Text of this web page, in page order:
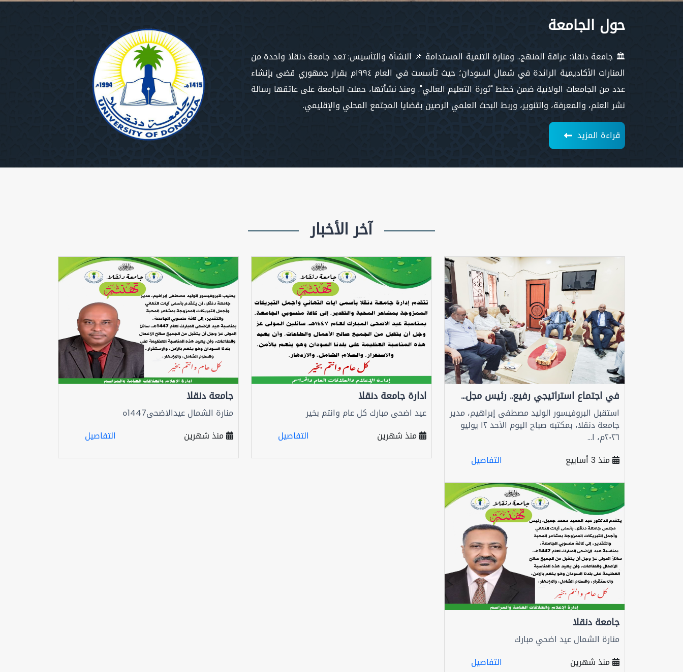
حول الجامعة
🏛️ جامعة دنقلا: عراقة المنهج.. ومنارة التنمية المستدامة 📌 النشأة والتأسيس: تعد جامعة دنقلا واحدة من
المنارات الأكاديمية الرائدة في شمال السودان؛ حيث تأسست في العام ١٩٩٤م بقرار جمهوري قضى بإنشاء
عدد من الجامعات الولائية ضمن خطط "ثورة التعليم العالي". ومنذ نشأتها، حملت الجامعة على عاتقها رسالة
نشر العلم، والمعرفة، والتنوير، وربط البحث العلمي الرصين بقضايا المجتمع المحلي والإقليمي.
قراءة المزيد
آخر الأخبار
في اجتماع استراتيجي رفيع.. رئيس مجل...
استقبل البروفيسور الوليد مصطفى إبراهيم، مدير
جامعة دنقلا، بمكتبه صباح اليوم الأحد ١٢ يوليو
٢٠٢٦م، ا...
منذ 3 أسابيع
التفاصيل
ادارة جامعة دنقلا
عيد اضحى مبارك كل عام وانتم بخير
منذ شهرين
التفاصيل
جامعة دنقلا
منارة الشمال عيدالاضحى1447ه
منذ شهرين
التفاصيل
جامعة دنقلا
منارة الشمال عيد اضحي مبارك
منذ شهرين
التفاصيل